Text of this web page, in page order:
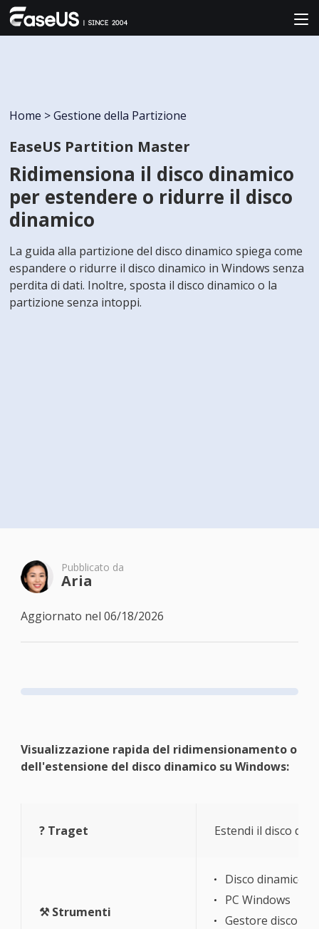
Home > Gestione della Partizione
EaseUS Partition Master
Ridimensiona il disco dinamico
per estendere o ridurre il disco
dinamico
La guida alla partizione del disco dinamico spiega come
espandere o ridurre il disco dinamico in Windows senza
perdita di dati. Inoltre, sposta il disco dinamico o la
partizione senza intoppi.
Pubblicato da
Aria
Aggiornato nel 06/18/2026
Visualizzazione rapida del ridimensionamento o
dell'estensione del disco dinamico su Windows:
? Traget Estendi il disco
⚒ Strumenti
Disco dinamico
PC Windows
Gestore disco